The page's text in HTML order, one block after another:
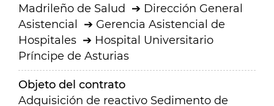
Madrileño de Salud
Dirección General
Asistencial
Gerencia Asistencial de
Hospitales
Hospital Universitario
Príncipe de Asturias
Objeto del contrato
Adquisición de reactivo Sedimento de